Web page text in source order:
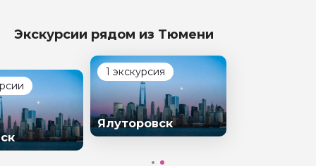
Экскурсии рядом из Тюмени
1 экскурсия
Ялуторовск